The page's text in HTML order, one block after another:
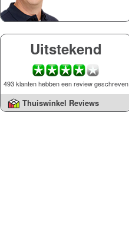
Uitstekend
493 klanten hebben een review geschreven
Thuiswinkel Reviews